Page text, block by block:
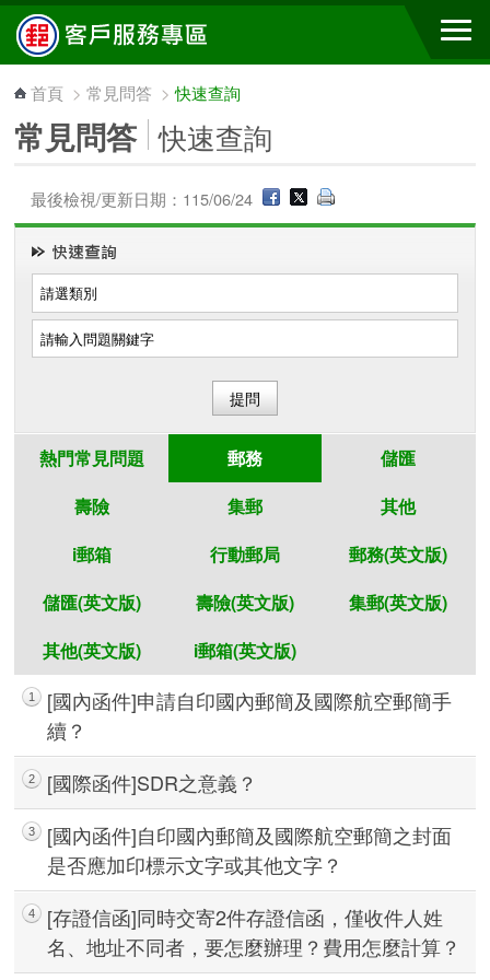
跳到主要內容區塊
首頁 >常見問答 >快速查詢
常見問答 快速查詢
最後檢視/更新日期：115/06/24
快速查詢
熱門常見問題 郵務
儲匯
壽險
集郵
其他
i郵箱
行動郵局
郵務(英文版)
儲匯(英文版)
壽險(英文版)
集郵(英文版)
其他(英文版)
i郵箱(英文版)
1
[國內函件]申請自印國內郵簡及國際航空郵簡手
續？
2 [國際函件]SDR之意義？
3
[國內函件]自印國內郵簡及國際航空郵簡之封面
是否應加印標示文字或其他文字？
4
[存證信函]同時交寄2件存證信函，僅收件人姓
名、地址不同者，要怎麼辦理？費用怎麼計算？